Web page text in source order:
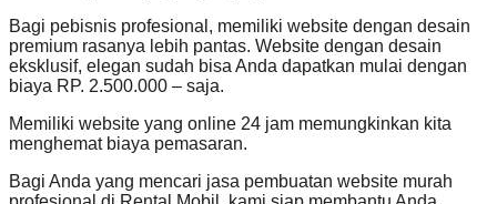
Bagi pebisnis profesional, memiliki website dengan desain
premium rasanya lebih pantas. Website dengan desain
eksklusif, elegan sudah bisa Anda dapatkan mulai dengan
biaya RP. 2.500.000 – saja.
Memiliki website yang online 24 jam memungkinkan kita
menghemat biaya pemasaran.
Bagi Anda yang mencari jasa pembuatan website murah